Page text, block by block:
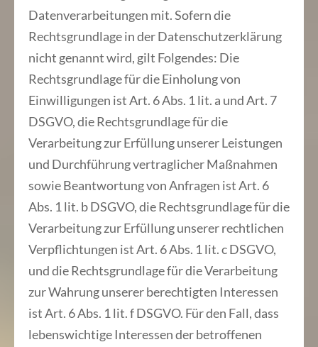
Datenverarbeitungen mit. Sofern die
Rechtsgrundlage in der Datenschutzerklärung
nicht genannt wird, gilt Folgendes: Die
Rechtsgrundlage für die Einholung von
Einwilligungen ist Art. 6 Abs. 1 lit. a und Art. 7
DSGVO, die Rechtsgrundlage für die
Verarbeitung zur Erfüllung unserer Leistungen
und Durchführung vertraglicher Maßnahmen
sowie Beantwortung von Anfragen ist Art. 6
Abs. 1 lit. b DSGVO, die Rechtsgrundlage für die
Verarbeitung zur Erfüllung unserer rechtlichen
Verpflichtungen ist Art. 6 Abs. 1 lit. c DSGVO,
und die Rechtsgrundlage für die Verarbeitung
zur Wahrung unserer berechtigten Interessen
ist Art. 6 Abs. 1 lit. f DSGVO. Für den Fall, dass
lebenswichtige Interessen der betroffenen